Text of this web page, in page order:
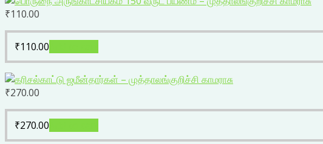
₹110.00
₹110.00
₹270.00
₹270.00